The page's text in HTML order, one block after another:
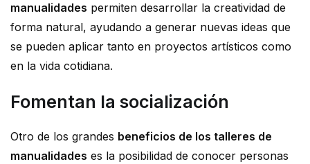
manualidades permiten desarrollar la creatividad de
forma natural, ayudando a generar nuevas ideas que
se pueden aplicar tanto en proyectos artísticos como
en la vida cotidiana.
Fomentan la socialización
Otro de los grandes beneficios de los talleres de
manualidades es la posibilidad de conocer personas